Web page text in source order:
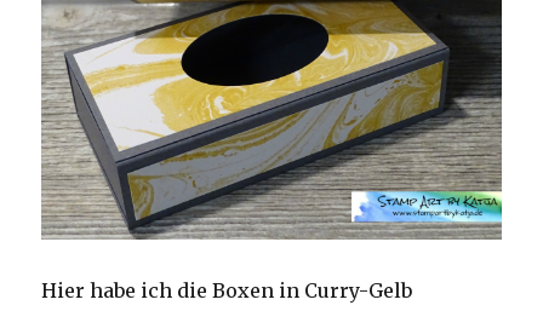
Hier habe ich die Boxen in Curry-Gelb